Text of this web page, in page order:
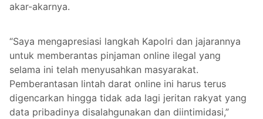
akar-akarnya.
“Saya mengapresiasi langkah Kapolri dan jajarannya
untuk memberantas pinjaman online ilegal yang
selama ini telah menyusahkan masyarakat.
Pemberantasan lintah darat online ini harus terus
digencarkan hingga tidak ada lagi jeritan rakyat yang
data pribadinya disalahgunakan dan diintimidasi,”